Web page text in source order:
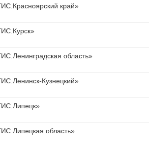
край»
область»
Кузнецкий»
область»